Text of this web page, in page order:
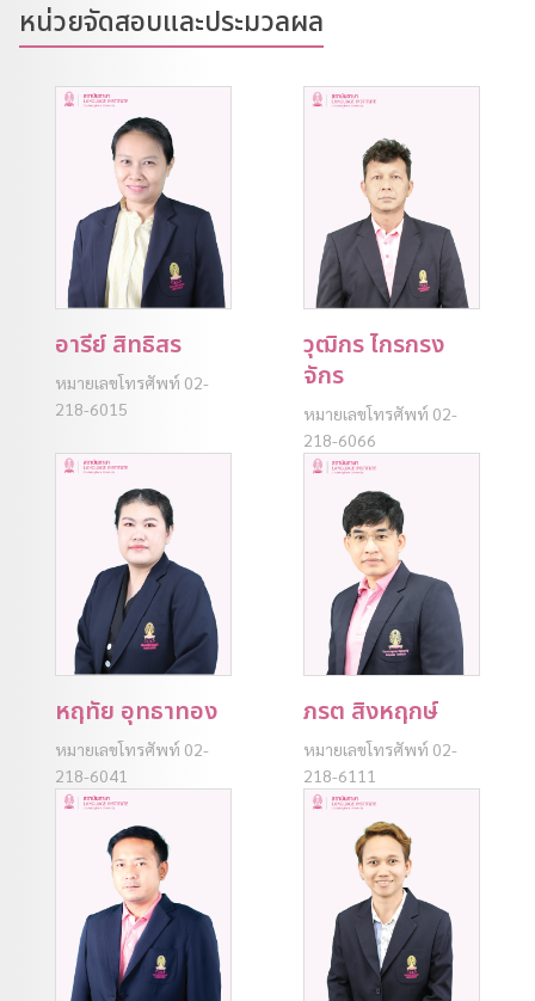
หน่วยจัดสอบและประมวลผล
อารีย์ สิทธิสร
หมายเลขโทรศัพท์ 02-
218-6015
วุฒิกร ไกรกรง
จักร
หมายเลขโทรศัพท์ 02-
218-6066
หฤทัย อุทธาทอง
หมายเลขโทรศัพท์ 02-
218-6041
ภรต สิงหฤกษ์
หมายเลขโทรศัพท์ 02-
218-6111